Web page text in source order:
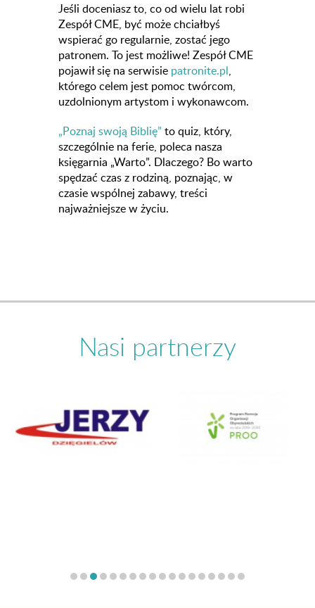
Jeśli doceniasz to, co od wielu lat robi
Zespół CME, być może chciałbyś
wspierać go regularnie, zostać jego
patronem. To jest możliwe! Zespół CME
pojawił się na serwisie patronite.pl,
którego celem jest pomoc twórcom,
uzdolnionym artystom i wykonawcom.
„Poznaj swoją Biblię” to quiz, który,
szczególnie na ferie, poleca nasza
księgarnia „Warto”. Dlaczego? Bo warto
spędzać czas z rodziną, poznając, w
czasie wspólnej zabawy, treści
najważniejsze w życiu.
Nasi partnerzy